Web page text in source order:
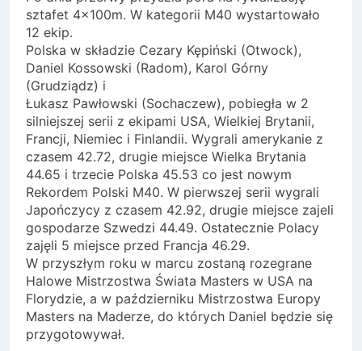
sztafet 4x100m. W kategorii M40 wystartowało
12 ekip.
Polska w składzie Cezary Kępiński (Otwock),
Daniel Kossowski (Radom), Karol Górny
(Grudziądz) i
Łukasz Pawłowski (Sochaczew), pobiegła w 2
silniejszej serii z ekipami USA, Wielkiej Brytanii,
Francji, Niemiec i Finlandii. Wygrali amerykanie z
czasem 42.72, drugie miejsce Wielka Brytania
44.65 i trzecie Polska 45.53 co jest nowym
Rekordem Polski M40. W pierwszej serii wygrali
Japończycy z czasem 42.92, drugie miejsce zajeli
gospodarze Szwedzi 44.49. Ostatecznie Polacy
zajęli 5 miejsce przed Francja 46.29.
W przyszłym roku w marcu zostaną rozegrane
Halowe Mistrzostwa Świata Masters w USA na
Florydzie, a w październiku Mistrzostwa Europy
Masters na Maderze, do których Daniel będzie się
przygotowywał.